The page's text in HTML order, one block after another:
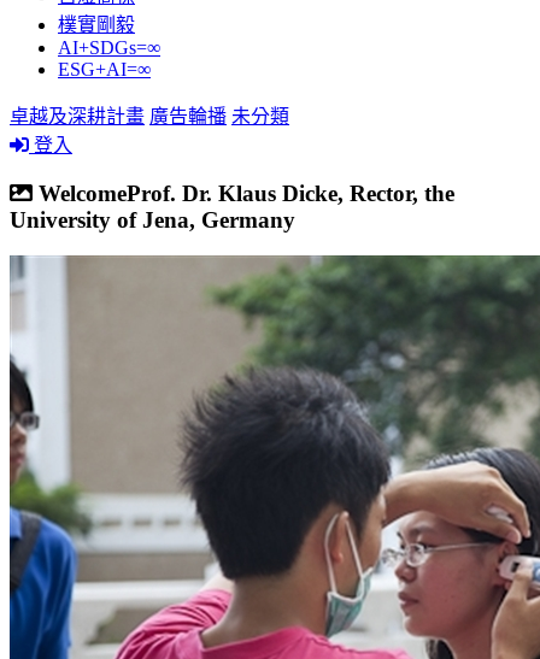
樸實剛毅
AI+SDGs=∞
ESG+AI=∞
卓越及深耕計畫 廣告輪播 未分類
登入
WelcomeProf. Dr. Klaus Dicke, Rector, the
University of Jena, Germany